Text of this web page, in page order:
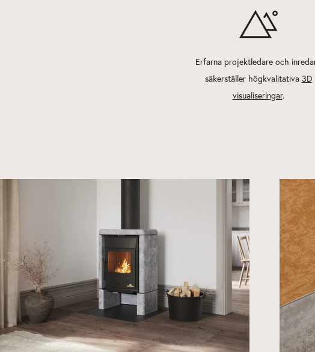
Erfarna projektledare och
säkerställer högkvalitativa 3D
visualiseringar.